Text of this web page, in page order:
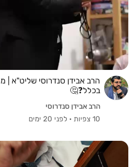
הרב אבידן סנדרוסי שליט"א |
בכלל❓️🤔
הרב אבידן סנדרוסי
10 צפיות
· לפני 20 ימים